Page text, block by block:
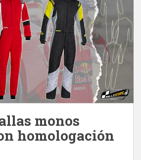
monos
homologación